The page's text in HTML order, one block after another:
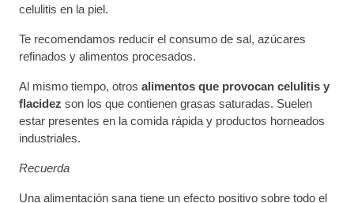
celulitis en la piel.
Te recomendamos reducir el consumo de sal, azúcares
refinados y alimentos procesados.
Al mismo tiempo, otros alimentos que provocan celulitis y
flacidez son los que contienen grasas saturadas. Suelen
estar presentes en la comida rápida y productos horneados
industriales.
Recuerda
Una alimentación sana tiene un efecto positivo sobre todo el